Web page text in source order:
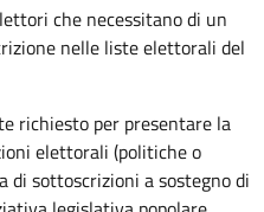
che necessitano di un
nelle liste elettorali del
richiesto per presentare la
elettorali (politiche o
di sottoscrizioni a sostegno di